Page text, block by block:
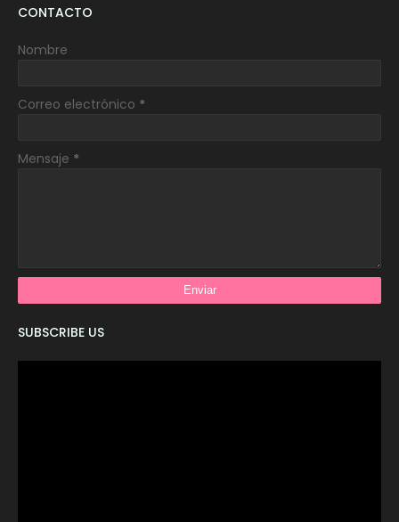
CONTACTO
Nombre
Correo electrónico *
Mensaje *
SUBSCRIBE US